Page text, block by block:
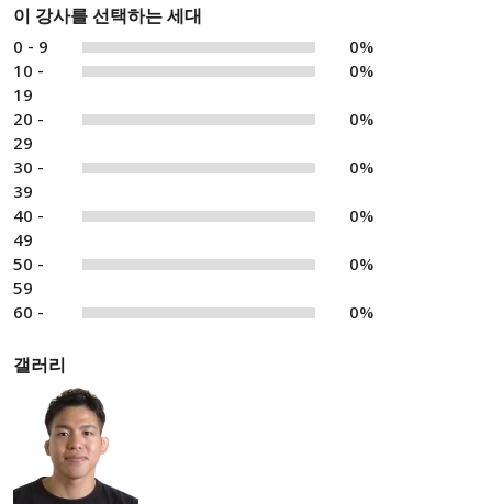
이 강사를 선택하는 세대
0 - 9
0%
10 -
19
0%
20 -
29
0%
30 -
39
0%
40 -
49
0%
50 -
59
0%
60 - 0%
갤러리